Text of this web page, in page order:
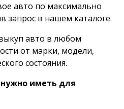
авто по максимально
запрос в нашем каталоге.
авто в любом
от марки, модели,
состояния.
иметь для